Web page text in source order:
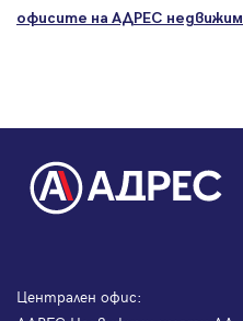
офисите на АДРЕС
Централен офис: